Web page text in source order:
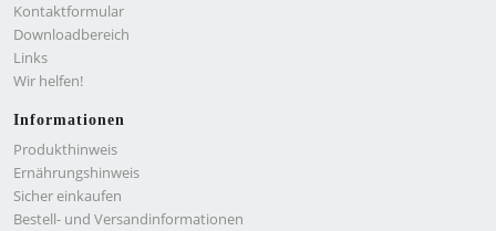
Kontaktformular
Downloadbereich
Links
Wir helfen!
Informationen
Produkthinweis
Ernährungshinweis
Sicher einkaufen
Bestell- und Versandinformationen